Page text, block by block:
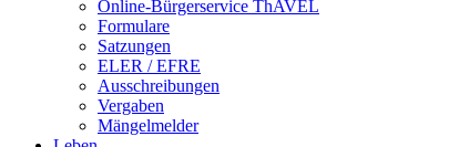
Online-Bürgerservice ThAVEL
Formulare
Satzungen
ELER / EFRE
Ausschreibungen
Vergaben
Mängelmelder